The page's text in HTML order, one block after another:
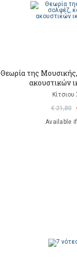
Θεωρία της Μουσικής,
ακουστικών
€ 21,80
Available